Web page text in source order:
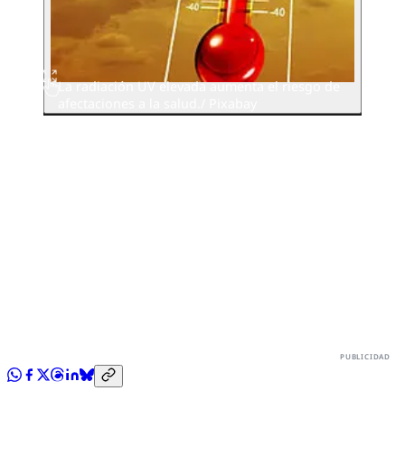
La radiación UV elevada aumenta el riesgo de